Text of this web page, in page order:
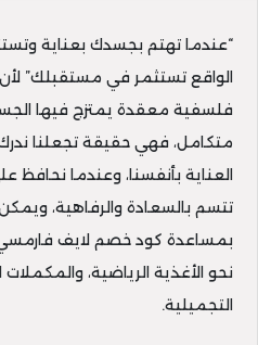
“عندما تهتم بجسدك بعناية
الواقع تستثمر في مستقبلك”
فلسفية معقدة يمتزج فيها الجسد
متكامل، فهي حقيقة تجعلنا
العناية بأنفسنا، وعندما نحافظ
تتسم بالسعادة والرفاهية،
بمساعدة كود خصم لايف
نحو الأغذية الرياضية، والمكملات
التجميلية.